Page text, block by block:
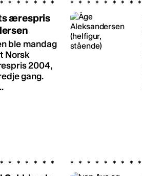
ærespris
ble mandag
Norsk
2004,
gang.